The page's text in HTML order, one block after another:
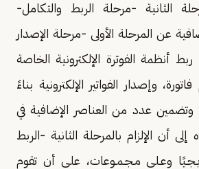
الثانية -مرحلة الربط والتكامل-
عن المرحلة الأولى -مرحلة الإصدار
أنظمة الفوترة الإلكترونية الخاصة
وإصدار الفواتير الإلكترونية بناءً
عدد من العناصر الإضافية في
إلى أن الإلزام بالمرحلة الثانية -الربط
وعـلى مـجـمـوعات، على أن تقوم